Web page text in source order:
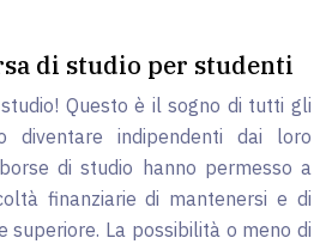
di studio per studenti
Questo è il sogno di tutti gli
diventare indipendenti dai loro
di studio hanno permesso a
finanziarie di mantenersi e di
superiore. La possibilità o meno di